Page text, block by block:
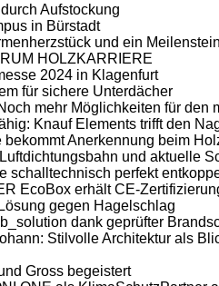
Aufstockung
in Bürstadt
und ein
HOLZKARRIERE
2024 in Klagenfurt
für sichere Unterdächer
mehr Möglichkeiten für den
Knauf Elements trifft den
Anerkennung beim
und aktuelle
schalltechnisch perfekt
EcoBox erhält CE-
gegen Hagelschlag
dank geprüfter
Stilvolle Architektur als
Gross begeistert